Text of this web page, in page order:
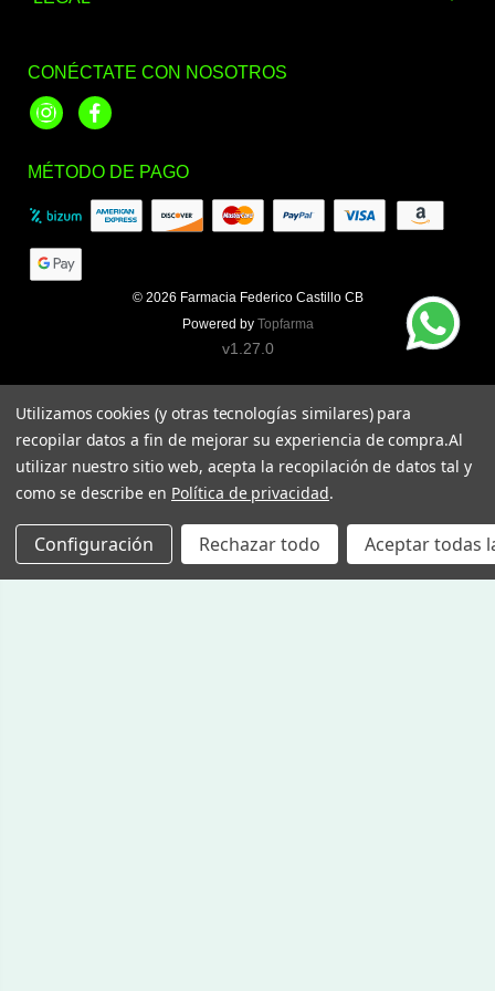
CONÉCTATE CON NOSOTROS
InstagramFacebook
MÉTODO DE PAGO
© 2026 Farmacia Federico Castillo CB
Powered by Topfarma
v1.27.0
Utilizamos cookies (y otras tecnologías similares) para
recopilar datos a fin de mejorar su experiencia de compra.Al
utilizar nuestro sitio web, acepta la recopilación de datos tal y
como se describe en Política de privacidad.
Configuración Rechazar todo Aceptar todas